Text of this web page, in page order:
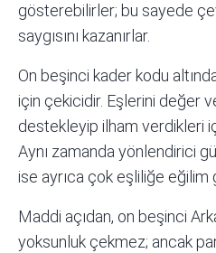
gösterebilirler; bu sayede
saygısını kazanırlar.
On beşinci kader kodu
için çekicidir. Eşlerini değer
destekleyip ilham verdikleri
Aynı zamanda yönlendirici
ise ayrıca çok eşliliğe eğilim
Maddi açıdan, on beşinci
yoksunluk çekmez; ancak